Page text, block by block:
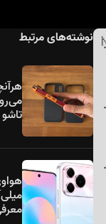
نوشته‌های مرتبط
تاشو